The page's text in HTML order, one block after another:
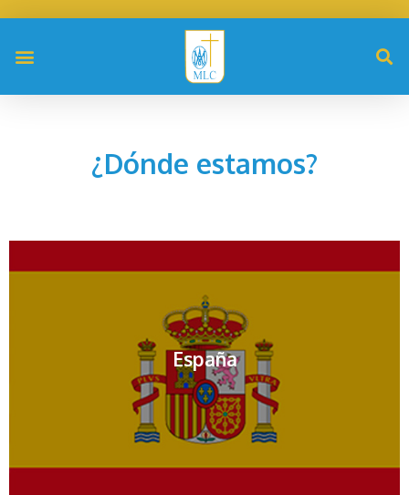
¿Dónde estamos?
España
Contactar por mail